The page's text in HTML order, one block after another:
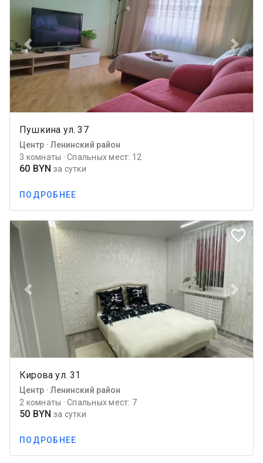
Previous Next
Пушкина ул. 37
Центр · Ленинский район
3 комнаты · Спальных мест: 12
60 BYN за сутки
ПОДРОБНЕЕ
favorite_border
Previous Next
Кирова ул. 31
Центр · Ленинский район
2 комнаты · Спальных мест: 7
50 BYN за сутки
ПОДРОБНЕЕ